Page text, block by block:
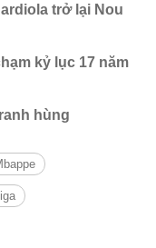
trở lại Nou
kỷ lục 17 năm
hùng